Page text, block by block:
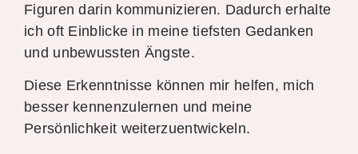
Figuren darin kommunizieren. Dadurch erhalte
ich oft Einblicke in meine tiefsten Gedanken
und unbewussten Ängste.
Diese Erkenntnisse können mir helfen, mich
besser kennenzulernen und meine
Persönlichkeit weiterzuentwickeln.